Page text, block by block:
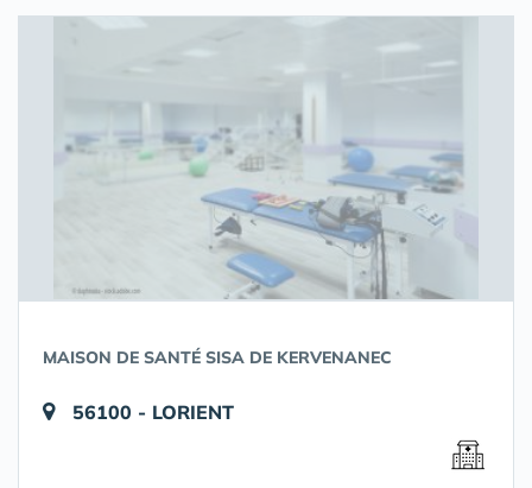
MAISON DE SANTÉ SISA DE KERVENANEC
56100 - LORIENT